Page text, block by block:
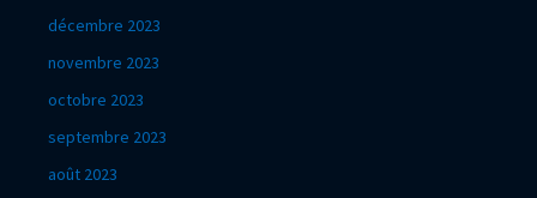
décembre 2023
novembre 2023
octobre 2023
septembre 2023
août 2023